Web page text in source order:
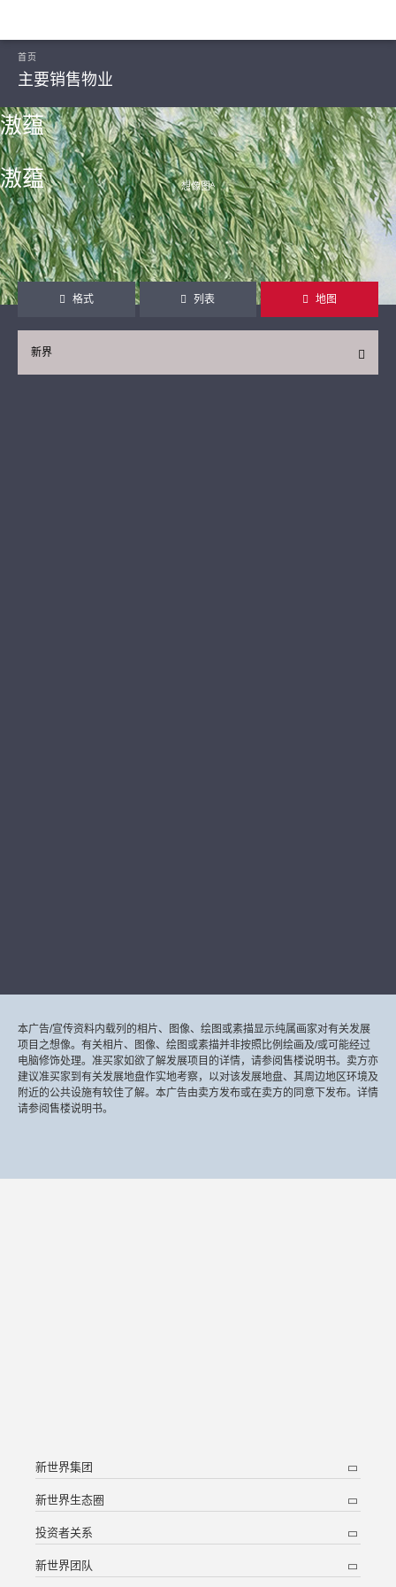
首页
主要销售物业
滶蕴
想像图ᴬ
滶蕴
格式 列表 地图
新界
本广告/宣传资料内载列的相片、图像、绘图或素描显示纯属画家对有关发展
项目之想像。有关相片、图像、绘图或素描并非按照比例绘画及/或可能经过
电脑修饰处理。准买家如欲了解发展项目的详情，请参阅售楼说明书。卖方亦
建议准买家到有关发展地盘作实地考察，以对该发展地盘、其周边地区环境及
附近的公共设施有较佳了解。本广告由卖方发布或在卖方的同意下发布。详情
请参阅售楼说明书。
新世界集团
新世界生态圈
投资者关系
新世界团队
继续